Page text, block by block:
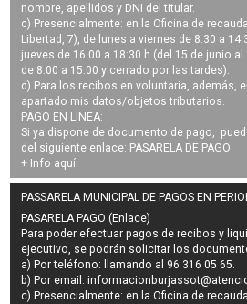
nombre, apellidos y DNI del titular.
c) Presencialmente: en la Oficina de
Libertad, 7), de lunes a viernes de 8:30 a
jueves de 16:00 a 18:30 h (del 15 de junio
de 8:00 a 15:00 y cerrado por las tardes).
d) Para los recibos en voluntaria, además,
apartado mis datos/objetos tributarios.
PAGO EN LÍNEA:
Si ya dispone de documento de pago,
del siguiente enlace: PASARELA DE PAGO
+ Info aquí.
PASSARELA MUNICIPAL DE PAGOS EN
PASARELA PAGO (Enlace)
Para poder efectuar pagos derecibos y
ejecutivo, se podrán solicitar los
a) Por teléfono: llamando al 96 316 05 65.
b) Por email:
c) Presencialmente: en la Oficina de